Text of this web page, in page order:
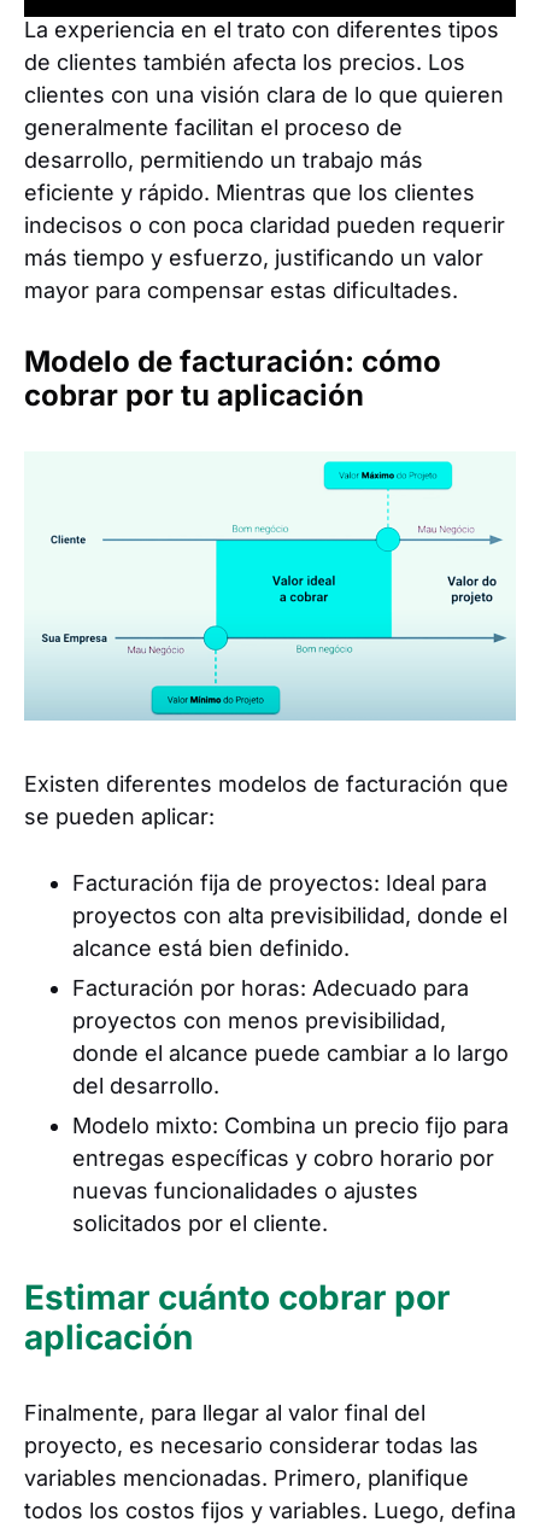
La experiencia en el trato con diferentes tipos
de clientes también afecta los precios. Los
clientes con una visión clara de lo que quieren
generalmente facilitan el proceso de
desarrollo, permitiendo un trabajo más
eficiente y rápido. Mientras que los clientes
indecisos o con poca claridad pueden requerir
más tiempo y esfuerzo, justificando un valor
mayor para compensar estas dificultades.
Modelo de facturación: cómo
cobrar por tu aplicación
Existen diferentes modelos de facturación que
se pueden aplicar:
Facturación fija de proyectos: Ideal para
proyectos con alta previsibilidad, donde el
alcance está bien definido.
Facturación por horas: Adecuado para
proyectos con menos previsibilidad,
donde el alcance puede cambiar a lo largo
del desarrollo.
Modelo mixto: Combina un precio fijo para
entregas específicas y cobro horario por
nuevas funcionalidades o ajustes
solicitados por el cliente.
Estimar cuánto cobrar por
aplicación
Finalmente, para llegar al valor final del
proyecto, es necesario considerar todas las
variables mencionadas. Primero, planifique
todos los costos fijos y variables. Luego, defina